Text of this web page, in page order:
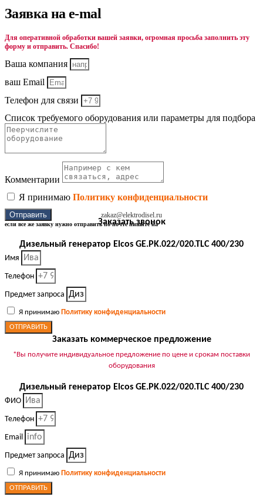
Заявка на e-mal
Для оперативной обработки вашей заявки, огромная просьба заполнить эту
форму и отправить. Спасибо!
Ваша компания
ваш Email
Телефон для связи
Список требуемого оборудования или параметры для подбора
Комментарии
Я принимаю Политику конфиденциальности
Отправить
если все же заявку нужно отправить по почте пишите на
zakaz@elektrodisel.ru
Заказать звонок
Дизельный генератор Elcos GE.PK.022/020.TLC 400/230
Имя
Телефон
Предмет запроса
Я принимаю Политику конфиденциальности
ОТПРАВИТЬ
Заказать коммерческое предложение
*Вы получите индивидуальное предложение по цене и срокам поставки
оборудования
Дизельный генератор Elcos GE.PK.022/020.TLC 400/230
ФИО
Телефон
Email
Предмет запроса
Я принимаю Политику конфиденциальности
ОТПРАВИТЬ